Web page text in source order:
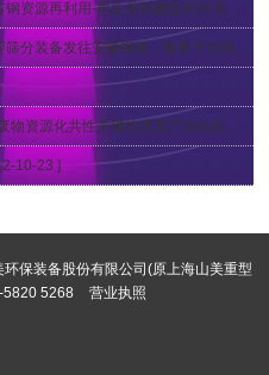
10-23 ]
保装备股份有限公司(原上海山美重型
5820 5268
营业执照